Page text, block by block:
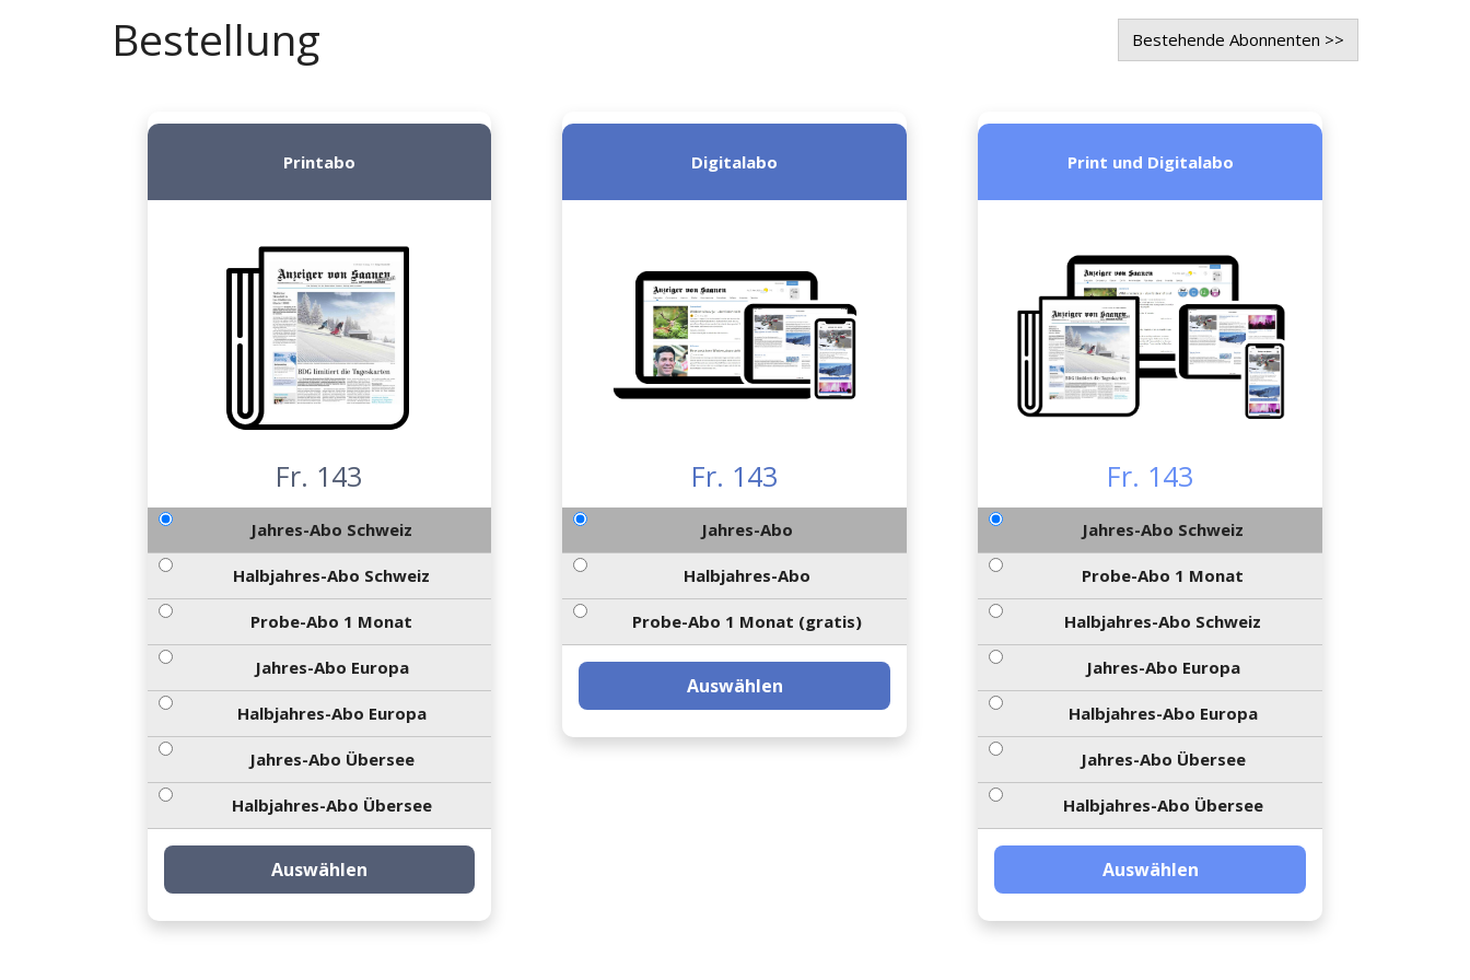
Bestellung Bestehende Abonnenten >>
Printabo
Fr. 143
Jahres-Abo Schweiz
Halbjahres-Abo Schweiz
Probe-Abo 1 Monat
Jahres-Abo Europa
Halbjahres-Abo Europa
Jahres-Abo Übersee
Halbjahres-Abo Übersee
Auswählen
Digitalabo
Fr. 143
Jahres-Abo
Halbjahres-Abo
Probe-Abo 1 Monat (gratis)
Auswählen
Print und Digitalabo
Fr. 143
Jahres-Abo Schweiz
Probe-Abo 1 Monat
Halbjahres-Abo Schweiz
Jahres-Abo Europa
Halbjahres-Abo Europa
Jahres-Abo Übersee
Halbjahres-Abo Übersee
Auswählen